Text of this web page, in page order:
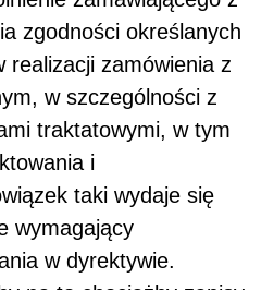
zgodności określanych
realizacji zamówienia z
w szczególności z
traktatowymi, w tym
i
taki wydaje się
wymagający
w dyrektywie.